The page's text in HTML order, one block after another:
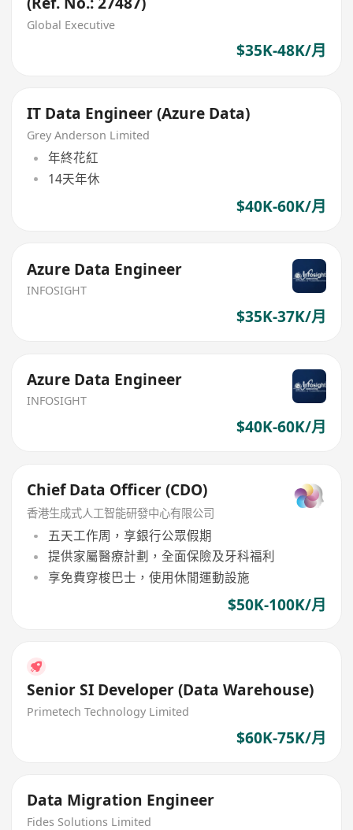
Global Executive
$35K-48K/月
IT Data Engineer (Azure Data)
Grey Anderson Limited
年終花紅
14天年休
$40K-60K/月
Azure Data Engineer
INFOSIGHT
$35K-37K/月
Azure Data Engineer
INFOSIGHT
$40K-60K/月
Chief Data Officer (CDO)
香港生成式人工智能研發中心有限公司
五天工作周，享銀行公眾假期
提供家屬醫療計劃，全面保險及牙科福利
享免費穿梭巴士，使用休閒運動設施
$50K-100K/月
Senior SI Developer (Data Warehouse)
Primetech Technology Limited
$60K-75K/月
Data Migration Engineer
Fides Solutions Limited